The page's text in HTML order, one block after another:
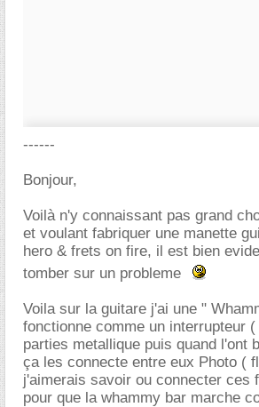
------
Bonjour,
Voilà n'y connaissant pas grand
et voulant fabriquer une manette
hero & frets on fire, il est bien
tomber sur un probleme
Voila sur la guitare j'ai une "
fonctionne comme un interrupteur
parties metallique puis quand l'ont
ça les connecte entre eux Photo (
j'aimerais savoir ou connecter ces
pour que la whammy bar marche